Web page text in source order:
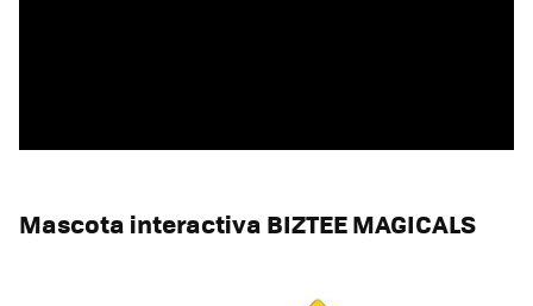
Mascota interactiva BIZTEE MAGICALS